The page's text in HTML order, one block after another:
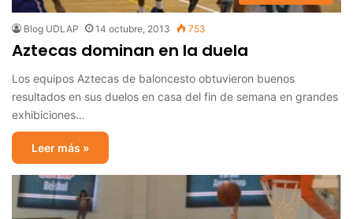
Blog UDLAP 14 octubre, 2013 753
Aztecas dominan en la duela
Los equipos Aztecas de baloncesto obtuvieron buenos
resultados en sus duelos en casa del fin de semana en grandes
exhibiciones…
Leer más »